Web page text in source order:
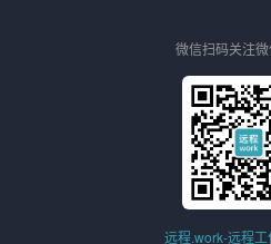
微信扫码关注
远程.work-远程